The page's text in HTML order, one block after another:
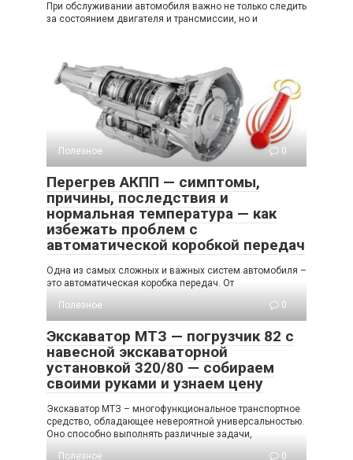
При обслуживании автомобиля важно не только следить
за состоянием двигателя и трансмиссии, но и
Полезное 0
Перегрев АКПП — симптомы,
причины, последствия и
нормальная температура — как
избежать проблем с
автоматической коробкой передач
Одна из самых сложных и важных систем автомобиля –
это автоматическая коробка передач. От
Полезное
0
Экскаватор МТЗ — погрузчик 82 с
навесной экскаваторной
установкой 320/80 — собираем
своими руками и узнаем цену
Экскаватор МТЗ – многофункциональное транспортное
средство, обладающее невероятной универсальностью.
Оно способно выполнять различные задачи,
Полезное
0